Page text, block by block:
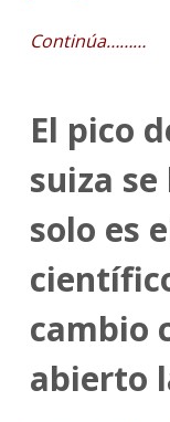
Continúa………
El pico
suiza
solo es
cambio
abierto